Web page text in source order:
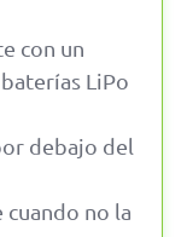
con un
LiPo
debajo del
cuando no la